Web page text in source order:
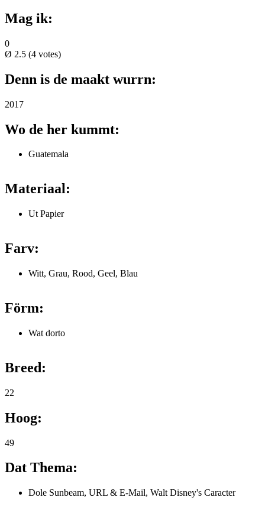
Mag ik:
0
Ø 2.5 (4 votes)
Denn is de maakt wurrn:
2017
Wo de her kummt:
Guatemala
Materiaal:
Ut Papier
Farv:
Witt, Grau, Rood, Geel, Blau
Förm:
Wat dorto
Breed:
22
Hoog:
49
Dat Thema:
Dole Sunbeam, URL & E-Mail, Walt Disney's Caracter